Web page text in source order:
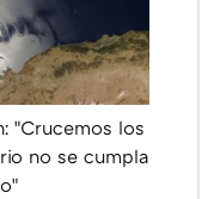
"Crucemos los
no se cumpla